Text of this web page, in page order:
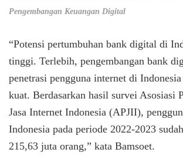
Pengembangan Keuangan Digital
“Potensi pertumbuhan bank digital di
tinggi. Terlebih, pengembangan bank
penetrasi pengguna internet di
kuat. Berdasarkan hasil survei Asosiasi
Jasa Internet Indonesia (APJII),
Indonesia pada periode 2022-2023
215,63 juta orang,” kata Bamsoet.